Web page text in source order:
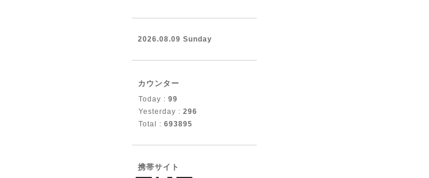
2026.08.09 Sunday
カウンター
Today : 99
Yesterday : 296
Total : 693895
携帯サイト